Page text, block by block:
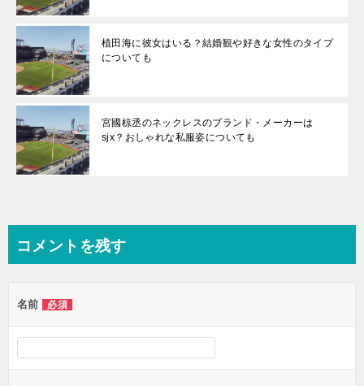
植田海に彼女はいる？結婚観や好きな女性のタイプ
についても
宮國椋丞のネックレスのブランド・メーカーは
sjx？おしゃれな私服姿についても
コメントを残す
名前 必須